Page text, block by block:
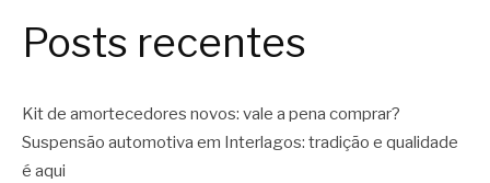
Posts recentes
Kit de amortecedores novos: vale a pena comprar?
Suspensão automotiva em Interlagos: tradição e qualidade
é aqui